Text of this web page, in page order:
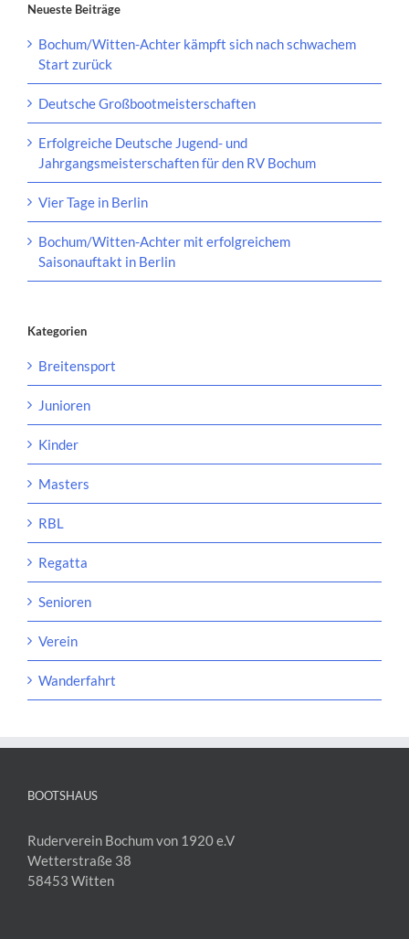
Neueste Beiträge
Bochum/Witten-Achter kämpft sich nach schwachem
Start zurück
Deutsche Großbootmeisterschaften
Erfolgreiche Deutsche Jugend- und
Jahrgangsmeisterschaften für den RV Bochum
Vier Tage in Berlin
Bochum/Witten-Achter mit erfolgreichem
Saisonauftakt in Berlin
Kategorien
Breitensport
Junioren
Kinder
Masters
RBL
Regatta
Senioren
Verein
Wanderfahrt
BOOTSHAUS
Ruderverein Bochum von 1920 e.V
Wetterstraße 38
58453 Witten